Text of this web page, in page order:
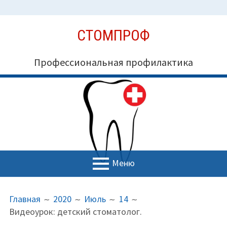
СТОМПРОФ
Профессиональная профилактика
Меню
МЕНЮ
Блог
НА
САЙТЕ
Главная 2020 Июль
14
Видеоурок: детский стоматолог.